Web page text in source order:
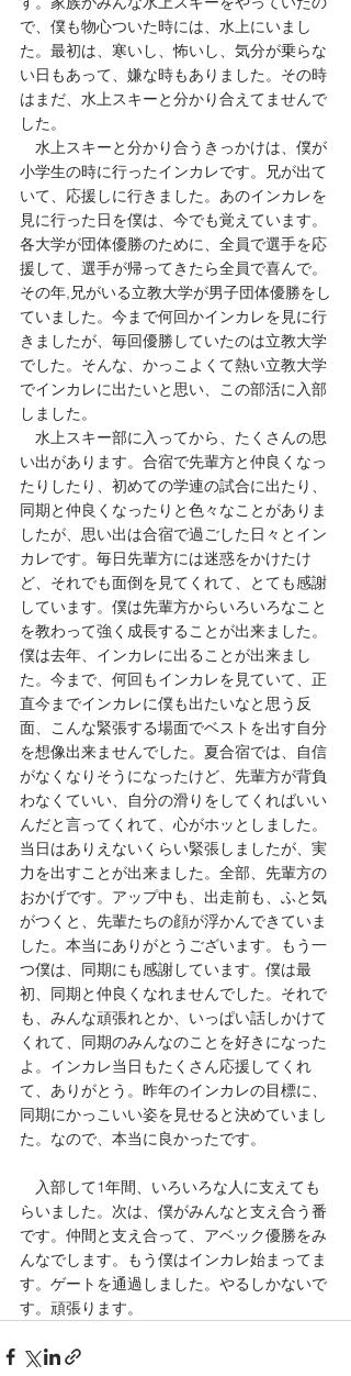
で、僕も物心ついた時には、水上にいまし
た。最初は、寒いし、怖いし、気分が乗らな
い日もあって、嫌な時もありました。その時
はまだ、水上スキーと分かり合えてませんで
した。
水上スキーと分かり合うきっかけは、僕が
小学生の時に行ったインカレです。兄が出て
いて、応援しに行きました。あのインカレを
見に行った日を僕は、今でも覚えています。
各大学が団体優勝のために、全員で選手を応
援して、選手が帰ってきたら全員で喜んで。
その年,兄がいる立教大学が男子団体優勝をし
ていました。今まで何回かインカレを見に行
きましたが、毎回優勝していたのは立教大学
でした。そんな、かっこよくて熱い立教大学
でインカレに出たいと思い、この部活に入部
しました。
水上スキー部に入ってから、たくさんの思
い出があります。合宿で先輩方と仲良くなっ
たりしたり、初めての学連の試合に出たり、
同期と仲良くなったりと色々なことがありま
したが、思い出は合宿で過ごした日々とイン
カレです。毎日先輩方には迷惑をかけたけ
ど、それでも面倒を見てくれて、とても感謝
しています。僕は先輩方からいろいろなこと
を教わって強く成長することが出来ました。
僕は去年、インカレに出ることが出来まし
た。今まで、何回もインカレを見ていて、正
直今までインカレに僕も出たいなと思う反
面、こんな緊張する場面でベストを出す自分
を想像出来ませんでした。夏合宿では、自信
がなくなりそうになったけど、先輩方が背負
わなくていい、自分の滑りをしてくればいい
んだと言ってくれて、心がホッとしました。
当日はありえないくらい緊張しましたが、実
力を出すことが出来ました。全部、先輩方の
おかげです。アップ中も、出走前も、ふと気
がつくと、先輩たちの顔が浮かんできていま
した。本当にありがとうございます。もう一
つ僕は、同期にも感謝しています。僕は最
初、同期と仲良くなれませんでした。それで
も、みんな頑張れとか、いっぱい話しかけて
くれて、同期のみんなのことを好きになった
よ。インカレ当日もたくさん応援してくれ
て、ありがとう。昨年のインカレの目標に、
同期にかっこいい姿を見せると決めていまし
た。なので、本当に良かったです。
入部して1年間、いろいろな人に支えても
らいました。次は、僕がみんなと支え合う番
です。仲間と支え合って、アベック優勝をみ
んなでします。もう僕はインカレ始まってま
す。ゲートを通過しました。やるしかないで
す。頑張ります。